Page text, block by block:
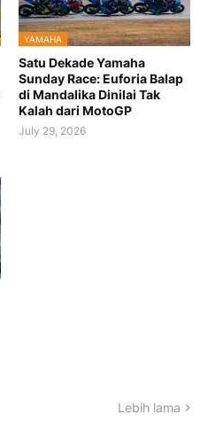
YAMAHA
Satu Dekade Yamaha
Sunday Race: Euforia Balap
di Mandalika Dinilai Tak
Kalah dari MotoGP
July 29, 2026
Lebih lama